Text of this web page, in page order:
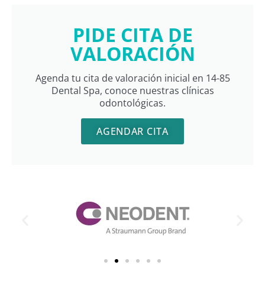
PIDE CITA DE
VALORACIÓN
Agenda tu cita de valoración inicial en 14-85
Dental Spa, conoce nuestras clínicas
odontológicas.
AGENDAR CITA